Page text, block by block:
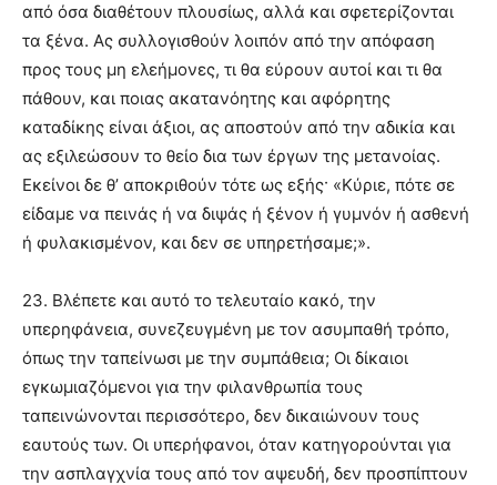
από όσα διαθέτουν πλουσίως, αλλά και σφετερίζονται
τα ξένα. Ας συλλογισθούν λοιπόν από την απόφαση
προς τους μη ελεήμονες, τι θα εύρουν αυτοί και τι θα
πάθουν, και ποιας ακατανόητης και αφόρητης
καταδίκης είναι άξιοι, ας αποστούν από την αδικία και
ας εξιλεώσουν το θείο δια των έργων της μετανοίας.
Εκείνοι δε θ’ αποκριθούν τότε ως εξής· «Κύριε, πότε σε
είδαμε να πεινάς ή να διψάς ή ξένον ή γυμνόν ή ασθενή
ή φυλακισμένον, και δεν σε υπηρετήσαμε;».
23. Βλέπετε και αυτό το τελευταίο κακό, την
υπερηφάνεια, συνεζευγμένη με τον ασυμπαθή τρόπο,
όπως την ταπείνωσι με την συμπάθεια; Οι δίκαιοι
εγκωμιαζόμενοι για την φιλανθρωπία τους
ταπεινώνονται περισσότερο, δεν δικαιώνουν τους
εαυτούς των. Οι υπερήφανοι, όταν κατηγορούνται για
την ασπλαγχνία τους από τον αψευδή, δεν προσπίπτουν